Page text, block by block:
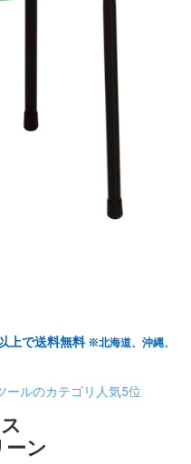
上で送料無料 ※北海道、沖縄、
ールのカテゴリ人気5位
ス
ン